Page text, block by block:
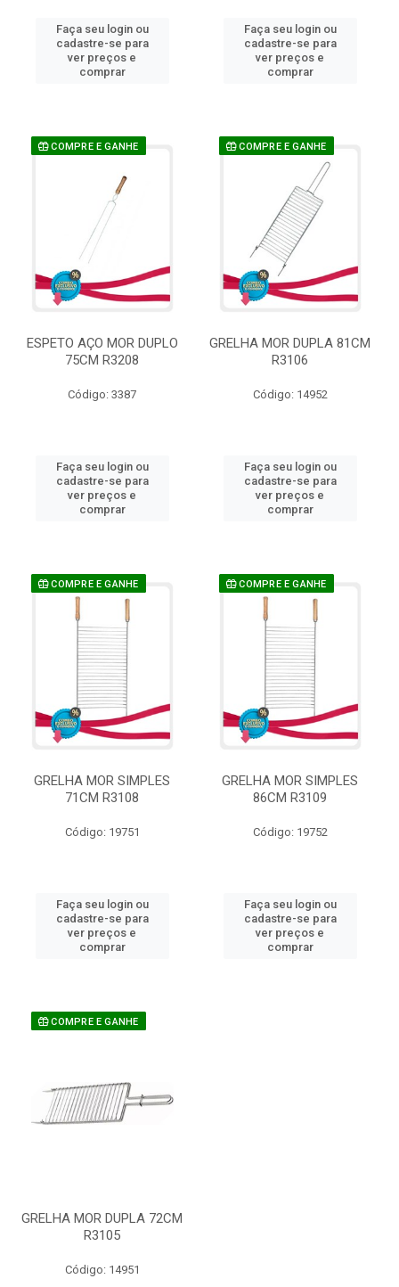
Faça seu login ou
cadastre-se para
ver preços e
comprar
Faça seu login ou
cadastre-se para
ver preços e
comprar
COMPRE E GANHE
ESPETO AÇO MOR DUPLO
75CM R3208
Código: 3387
Faça seu login ou
cadastre-se para
ver preços e
comprar
COMPRE E GANHE
GRELHA MOR DUPLA 81CM
R3106
Código: 14952
Faça seu login ou
cadastre-se para
ver preços e
comprar
COMPRE E GANHE
GRELHA MOR SIMPLES
71CM R3108
Código: 19751
Faça seu login ou
cadastre-se para
ver preços e
comprar
COMPRE E GANHE
GRELHA MOR SIMPLES
86CM R3109
Código: 19752
Faça seu login ou
cadastre-se para
ver preços e
comprar
COMPRE E GANHE
GRELHA MOR DUPLA 72CM
R3105
Código: 14951